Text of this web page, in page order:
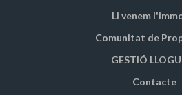
Li venem
Comunitat de
GESTIÓ
Contacte